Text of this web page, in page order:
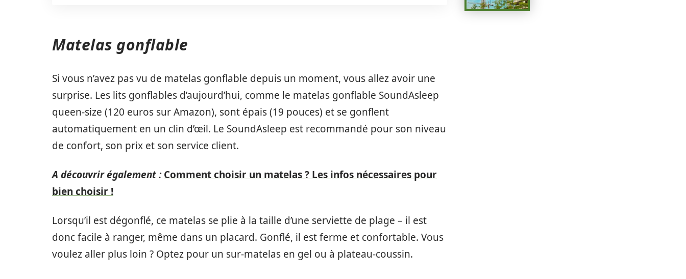
Matelas gonflable
Si vous n’avez pas vu de matelas gonflable depuis un moment, vous allez avoir une
surprise. Les lits gonflables d’aujourd’hui, comme le matelas gonflable SoundAsleep
queen-size (120 euros sur Amazon), sont épais (19 pouces) et se gonflent
automatiquement en un clin d’œil. Le SoundAsleep est recommandé pour son niveau
de confort, son prix et son service client.
A découvrir également : Comment choisir un matelas ? Les infos nécessaires pour
bien choisir !
Lorsqu’il est dégonflé, ce matelas se plie à la taille d’une serviette de plage – il est
donc facile à ranger, même dans un placard. Gonflé, il est ferme et confortable. Vous
voulez aller plus loin ? Optez pour un sur-matelas en gel ou à plateau-coussin.